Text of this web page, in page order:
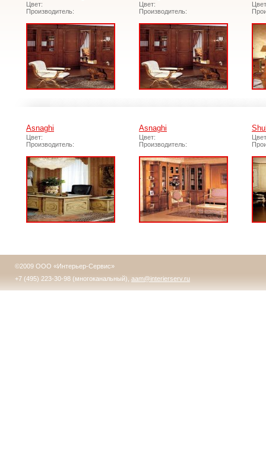
Цвет:
Производитель:
Цвет:
Производитель:
Asnaghi
Цвет:
Производитель:
Asnaghi
Цвет:
Производитель:
©2009 ООО «Интерьер-Сервис»
+7 (495) 223-30-98 (многоканальный), aam@interierserv.ru